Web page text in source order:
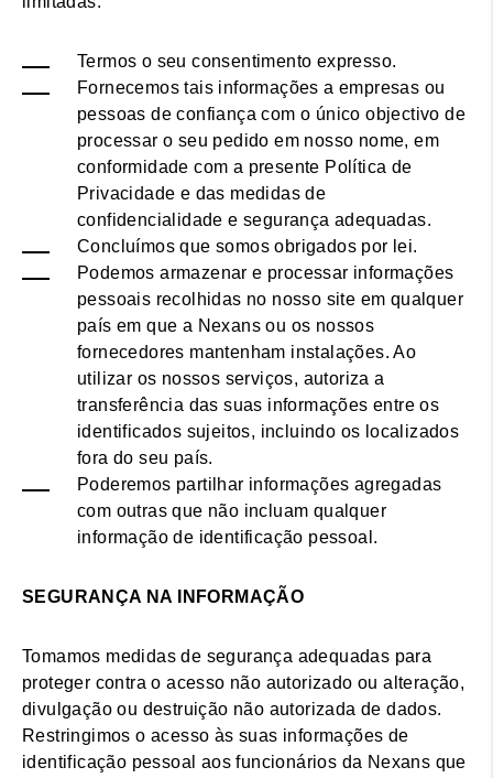
Termos o seu consentimento expresso.
Fornecemos tais informações a empresas ou
pessoas de confiança com o único objectivo de
processar o seu pedido em nosso nome, em
conformidade com a presente Política de
Privacidade e das medidas de
confidencialidade e segurança adequadas.
Concluímos que somos obrigados por lei.
Podemos armazenar e processar informações
pessoais recolhidas no nosso site em qualquer
país em que a Nexans ou os nossos
fornecedores mantenham instalações. Ao
utilizar os nossos serviços, autoriza a
transferência das suas informações entre os
identificados sujeitos, incluindo os localizados
fora do seu país.
Poderemos partilhar informações agregadas
com outras que não incluam qualquer
informação de identificação pessoal.
SEGURANÇA NA INFORMAÇÃO
Tomamos medidas de segurança adequadas para
proteger contra o acesso não autorizado ou alteração,
divulgação ou destruição não autorizada de dados.
Restringimos o acesso às suas informações de
identificação pessoal aos funcionários da Nexans que